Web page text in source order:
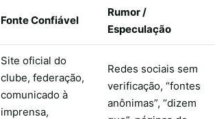
Fonte Confiável
Rumor /
Especulação
Site oficial do
clube, federação,
comunicado à
imprensa,
Redes sociais sem
verificação, “fontes
anônimas”, “dizem